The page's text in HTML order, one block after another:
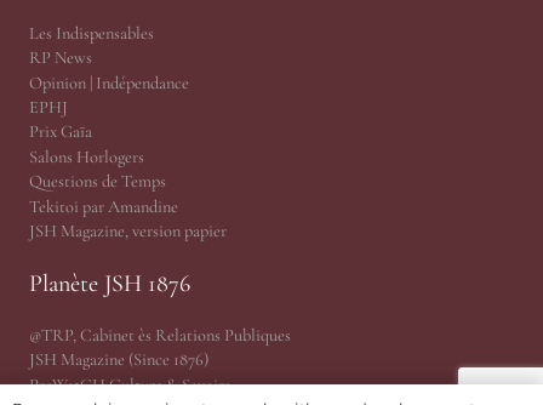
Les Indispensables
RP News
Opinion | Indépendance
EPHJ
Prix Gaïa
Salons Horlogers
Questions de Temps
Tekitoi par Amandine
JSH Magazine, version papier
Planète JSH 1876
@TRP, Cabinet ès Relations Publiques
JSH Magazine (Since 1876)
ProWatCH Culture & Savoirs